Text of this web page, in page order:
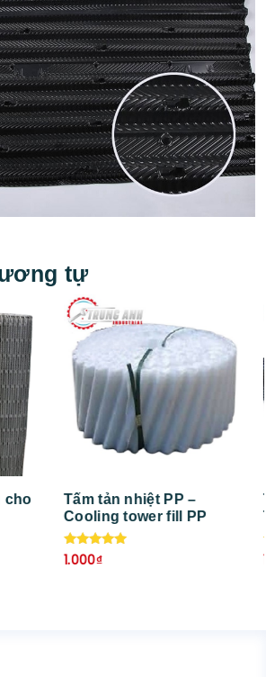
tự
Tấm tản nhiệt dùng cho
Tháp MARLEY
Được xếp
hạng
1.000